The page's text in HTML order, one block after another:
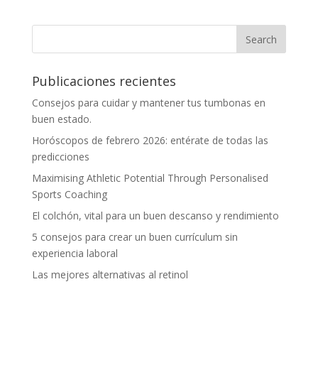
Publicaciones recientes
Consejos para cuidar y mantener tus tumbonas en
buen estado.
Horóscopos de febrero 2026: entérate de todas las
predicciones
Maximising Athletic Potential Through Personalised
Sports Coaching
El colchón, vital para un buen descanso y rendimiento
5 consejos para crear un buen currículum sin
experiencia laboral
Las mejores alternativas al retinol